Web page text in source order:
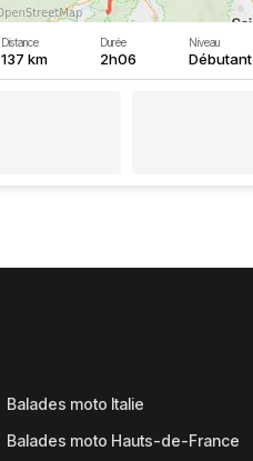
Distance
137 km
Durée
2h06
Niveau
Débutant
Balades moto Italie
Balades moto Hauts-de-France